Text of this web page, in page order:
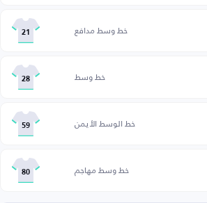
خط وسط مدافع 21
خط وسط 28
خط الوسط الأيمن 59
خط وسط مهاجم 80